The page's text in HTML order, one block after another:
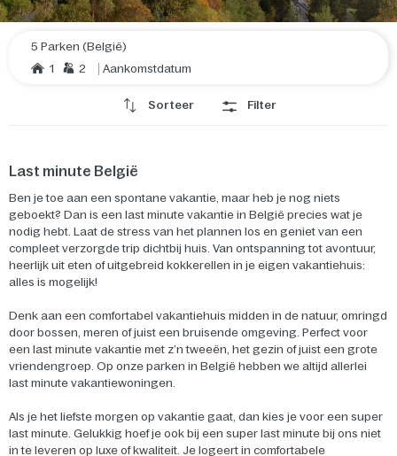
5 Parken (België)
1
2 Aankomstdatum
Sorteer Filter
Last minute België
Ben je toe aan een spontane vakantie, maar heb je nog niets
geboekt? Dan is een last minute vakantie in België precies wat je
nodig hebt. Laat de stress van het plannen los en geniet van een
compleet verzorgde trip dichtbij huis. Van ontspanning tot avontuur,
heerlijk uit eten of uitgebreid kokkerellen in je eigen vakantiehuis:
alles is mogelijk!
Denk aan een comfortabel vakantiehuis midden in de natuur, omringd
door bossen, meren of juist een bruisende omgeving. Perfect voor
een last minute vakantie met z’n tweeën, het gezin of juist een grote
vriendengroep. Op onze parken in België hebben we altijd allerlei
last minute vakantiewoningen.
Als je het liefste morgen op vakantie gaat, dan kies je voor een super
last minute. Gelukkig hoef je ook bij een super last minute bij ons niet
in te leveren op luxe of kwaliteit. Je logeert in comfortabele